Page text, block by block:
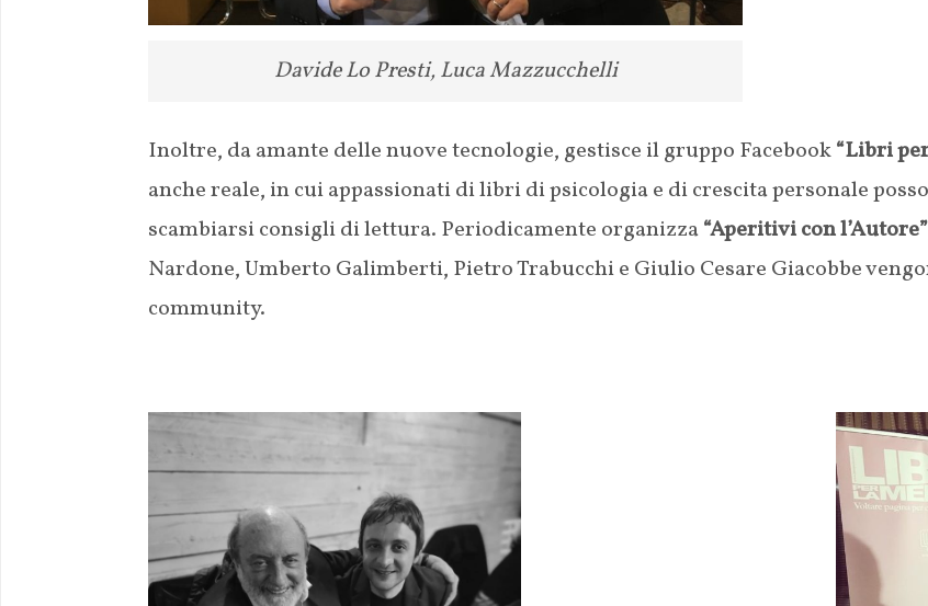
Davide Lo Presti, Luca Mazzucchelli
Inoltre, da amante delle nuove tecnologie, gestisce il gruppo Facebook“Libri
anche reale, in cui appassionati di libri di psicologia e di crescita personale
scambiarsi consigli di lettura. Periodicamente organizza“Aperitivi con l’Autore”
Nardone, Umberto Galimberti, Pietro Trabucchi e Giulio Cesare Giacobbe
community.